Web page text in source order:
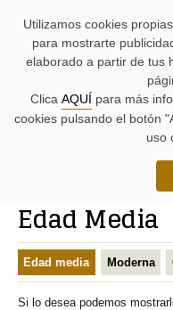
NAVEGACIÓN:
contenido.
parlamentaria.
parlamentarias.
MENÚS
PRINCIPAL
Conoce las Juntas
ACCESO
PÁGINA
ACTUAL
CONTENIDO
PRINCIPAL
DE
LA
PÁGINA
Edad Media
Edad media Moderna
Si lo desea podemos
Utilizamos cookies
para mostrarte
elaborado a partir de tus
Clica AQUÍ para más
cookies pulsando el botón
uso